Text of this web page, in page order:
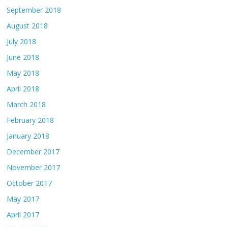
September 2018
August 2018
July 2018
June 2018
May 2018
April 2018
March 2018
February 2018
January 2018
December 2017
November 2017
October 2017
May 2017
April 2017